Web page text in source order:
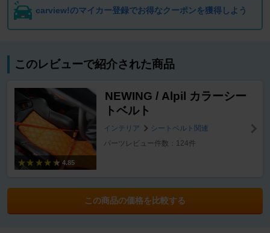
carview!のマイカー登録でお得なクーポンを獲得しよう
このレビューで紹介された商品
4.85
NEWING / Alpil カラーシー
トベルト
インテリア
シートベルト関連
パーツレビュー件数：124件
この商品の価格を比較する